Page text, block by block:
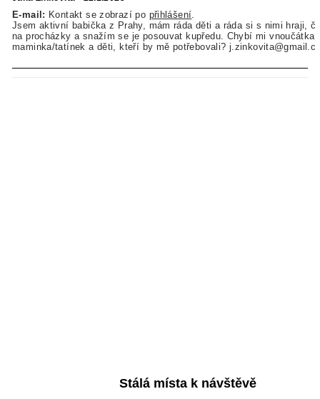
E-mail: Kontakt se zobrazí po přihlášení
Jsem aktivní babička z Prahy, mám ráda děti a ráda si s nimi hraji,
na procházky a snažím se je posouvat kupředu. Chybí mi
maminka/tatínek a děti, kteří by mě potřebovali?
Stálá místa k návštěvě